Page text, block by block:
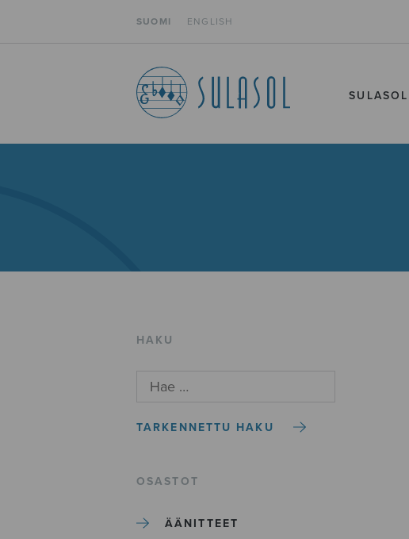
SUOMI ENGLISH
SULASOL
HAKU
TARKENNETTU HAKU
OSASTOT
ÄÄNITTEET